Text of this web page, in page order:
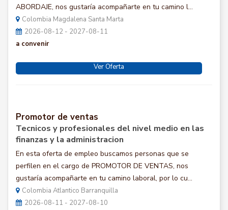
ABORDAJE, nos gustaría acompañarte en tu camino l...
Colombia Magdalena Santa Marta
2026-08-12 - 2027-08-11
a convenir
Ver Oferta
Promotor de ventas
Tecnicos y profesionales del nivel medio en las
finanzas y la administracion
En esta oferta de empleo buscamos personas que se
perfilen en el cargo de PROMOTOR DE VENTAS, nos
gustaría acompañarte en tu camino laboral, por lo cu...
Colombia Atlantico Barranquilla
2026-08-11 - 2027-08-10